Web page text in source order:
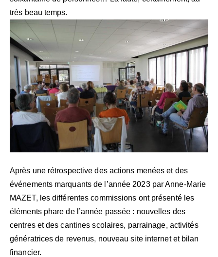
très beau temps.
Après une rétrospective des actions menées et des
événements marquants de l’année 2023 par Anne-Marie
MAZET, les différentes commissions ont présenté les
éléments phare de l’année passée : nouvelles des
centres et des cantines scolaires, parrainage, activités
génératrices de revenus, nouveau site internet et bilan
financier.